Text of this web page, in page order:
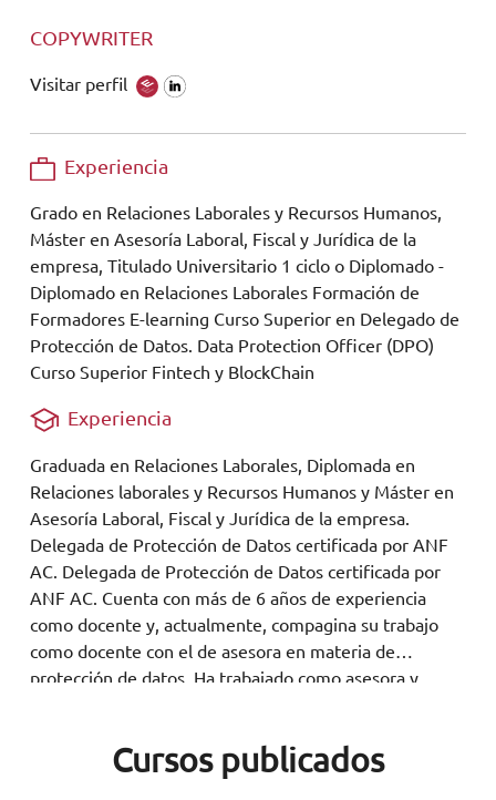
COPYWRITER
Visitar perfil
Experiencia
Grado en Relaciones Laborales y Recursos Humanos,
Máster en Asesoría Laboral, Fiscal y Jurídica de la
empresa, Titulado Universitario 1 ciclo o Diplomado -
Diplomado en Relaciones Laborales Formación de
Formadores E-learning Curso Superior en Delegado de
Protección de Datos. Data Protection Officer (DPO)
Curso Superior Fintech y BlockChain
Experiencia
Graduada en Relaciones Laborales, Diplomada en
Relaciones laborales y Recursos Humanos y Máster en
Asesoría Laboral, Fiscal y Jurídica de la empresa.
Delegada de Protección de Datos certificada por ANF
AC. Delegada de Protección de Datos certificada por
ANF AC. Cuenta con más de 6 años de experiencia
como docente y, actualmente, compagina su trabajo
como docente con el de asesora en materia de
protección de datos. Ha trabajado como asesora y
Cursos publicados